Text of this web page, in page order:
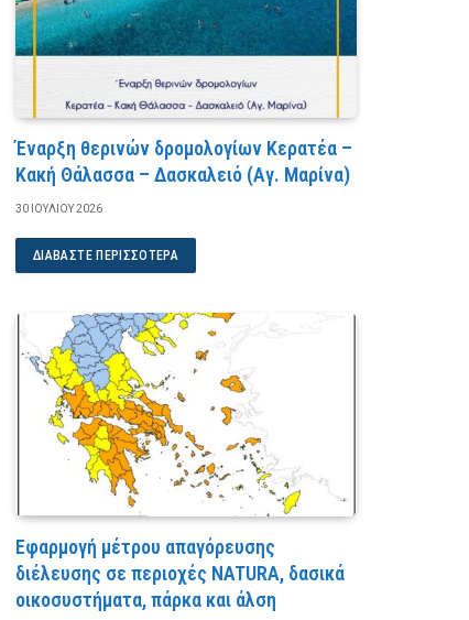
Έναρξη θερινών δρομολογίων Κερατέα –
Κακή Θάλασσα – Δασκαλειό (Αγ. Μαρίνα)
30 ΙΟΥΛΊΟΥ 2026
ΔΙΑΒΆΣΤΕ ΠΕΡΙΣΣΌΤΕΡΑ
Εφαρμογή μέτρου απαγόρευσης
διέλευσης σε περιοχές NATURA, δασικά
οικοσυστήματα, πάρκα και άλση